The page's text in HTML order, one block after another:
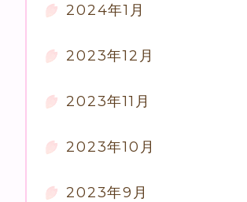
2024年1月
2023年12月
2023年11月
2023年10月
2023年9月